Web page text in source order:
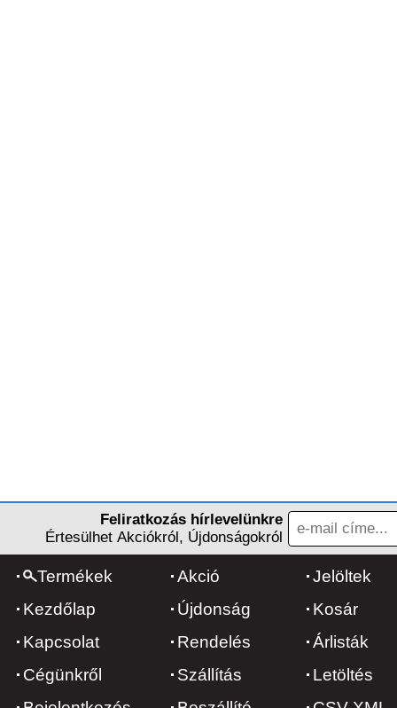
Feliratkozás hírlevelünkre
Értesülhet Akciókról, Újdonságokról
Termékek
Kezdőlap
Kapcsolat
Cégünkről
Akció
Újdonság
Rendelés
Szállítás
Jelöltek
Kosár
Árlisták
Letöltés